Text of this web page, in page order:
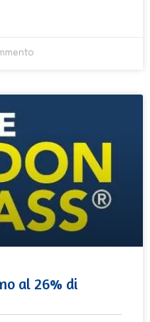
al 26% di